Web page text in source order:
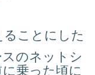
ことにした
のネットシ
乗った頃に